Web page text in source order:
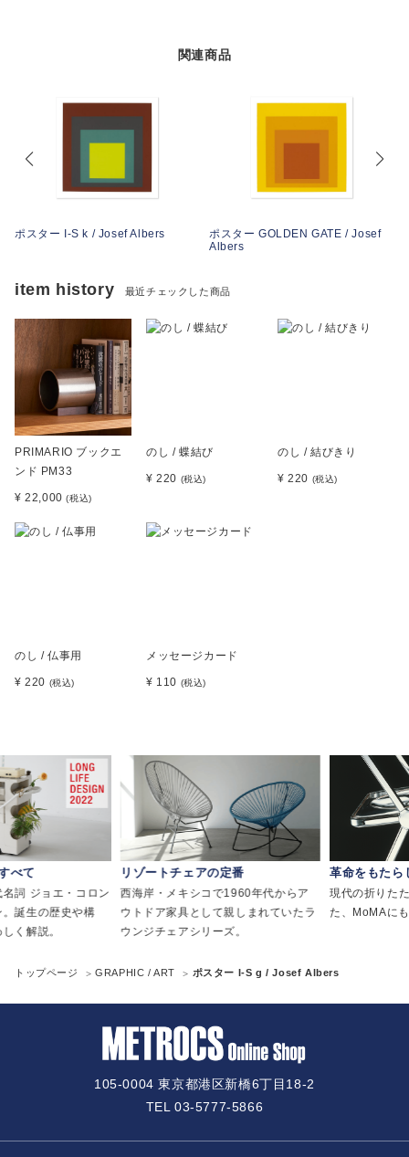
関連商品
ポスター I-S k / Josef Albers
ポスター GOLDEN GATE / Josef
Albers
item history 最近チェックした商品
PRIMARIO ブックエ
ンド PM33
¥ 22,000(税込)
のし / 蝶結び
¥ 220 (税込)
のし / 結びきり
¥ 220 (税込)
のし / 仏事用
¥ 220 (税込)
メッセージカード
¥ 110 (税込)
て
ジョエ・コロン
生の歴史や構
解説。
リゾートチェアの定番
西海岸・メキシコで1960年代からア
ウトドア家具として親しまれていたラ
ウンジチェアシリーズ。
革命をもたらし
現代の折りたた
た、MoMAにも収
トップページ GRAPHIC / ART ポスター I-S g / Josef Albers
105-0004 東京都港区新橋6丁目18-2
TEL 03-5777-5866